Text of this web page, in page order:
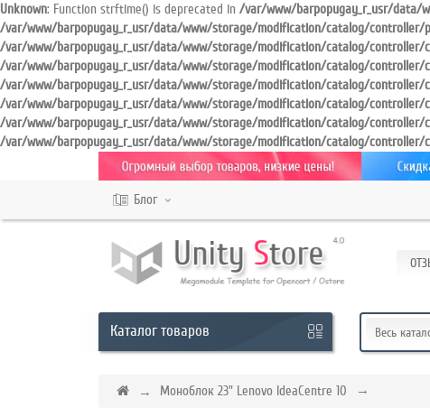
Unknown: Function strftime() is deprecated in /var/www/barpopugay_r_usr/data/
/var/www/barpopugay_r_usr/data/www/storage/modification/catalog/controller/
/var/www/barpopugay_r_usr/data/www/storage/modification/catalog/controller/
/var/www/barpopugay_r_usr/data/www/storage/modification/catalog/controller/
/var/www/barpopugay_r_usr/data/www/storage/modification/catalog/controller/
/var/www/barpopugay_r_usr/data/www/storage/modification/catalog/controller/
/var/www/barpopugay_r_usr/data/www/storage/modification/catalog/controller/
/var/www/barpopugay_r_usr/data/www/storage/modification/catalog/controller/
Кабинет
Обратный
+7
Блог
Каталогтоваров Весь
Моноблок 23" Lenovo IdeaCentre 10